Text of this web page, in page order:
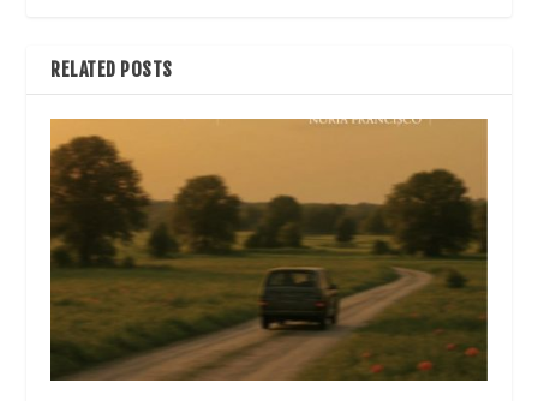
RELATED POSTS